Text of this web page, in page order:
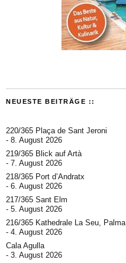
NEUESTE BEITRÄGE ::
220/365 Plaça de Sant Jeroni
8. August 2026
219/365 Blick auf Artà
7. August 2026
218/365 Port d’Andratx
6. August 2026
217/365 Sant Elm
5. August 2026
216/365 Kathedrale La Seu, Palma
4. August 2026
Cala Agulla
3. August 2026